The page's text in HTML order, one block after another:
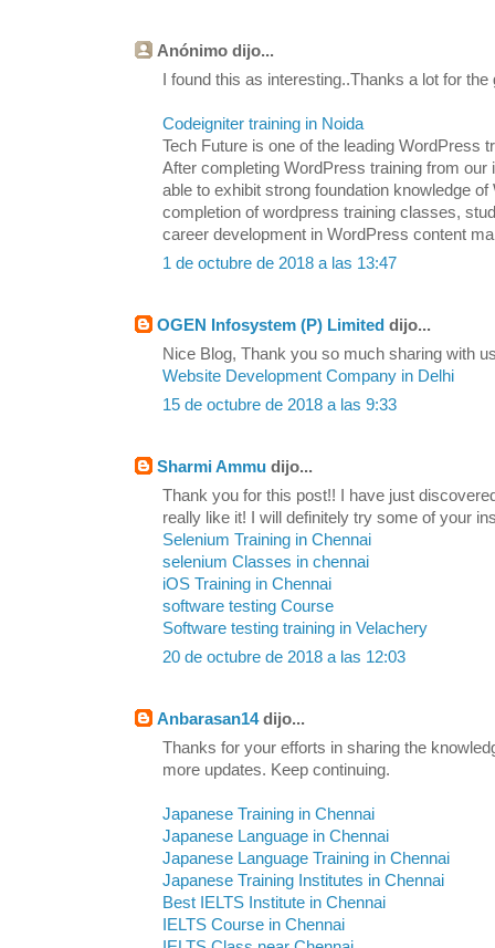
Anónimo dijo...
I found this as interesting..Thanks a lot for
Codeigniter training in Noida
Tech Future is one of the leading WordPress
After completing WordPress training from our
able to exhibit strong foundation knowledge
completion of wordpress training classes,
career development in WordPress content
1 de octubre de 2018 a las 13:47
OGEN Infosystem (P) Limited dijo...
Nice Blog, Thank you so much sharing with
Website Development Company in Delhi
15 de octubre de 2018 a las 9:33
Sharmi Ammu dijo...
Thank you for this post!! I have just
really like it! I will definitely try some of your
Selenium Training in Chennai
selenium Classes in chennai
iOS Training in Chennai
software testing Course
Software testing training in Velachery
20 de octubre de 2018 a las 12:03
Anbarasan14dijo...
Thanks for your efforts in sharing the
more updates. Keep continuing.
Japanese Training in Chennai
Japanese Language in Chennai
Japanese Language Training in Chennai
Japanese Training Institutes in Chennai
Best IELTS Institute in Chennai
IELTS Course in Chennai